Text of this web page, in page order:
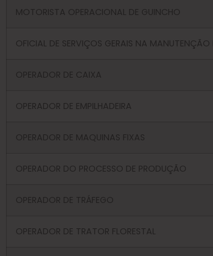
MOTORISTA OPERACIONAL DE GUINCHO
OFICIAL DE SERVIÇOS GERAIS NA MANUTENÇÃO
OPERADOR DE CAIXA
OPERADOR DE EMPILHADEIRA
OPERADOR DE MAQUINAS FIXAS
OPERADOR DO PROCESSO DE PRODUÇÃO
OPERADOR DE TRÁFEGO
OPERADOR DE TRATOR FLORESTAL